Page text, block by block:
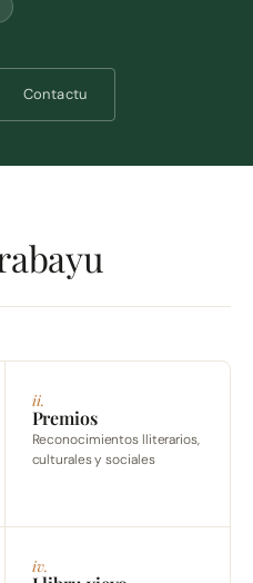
Contactu
ii.
Premios
Reconocimientos lliterarios,
culturales y sociales
iv.